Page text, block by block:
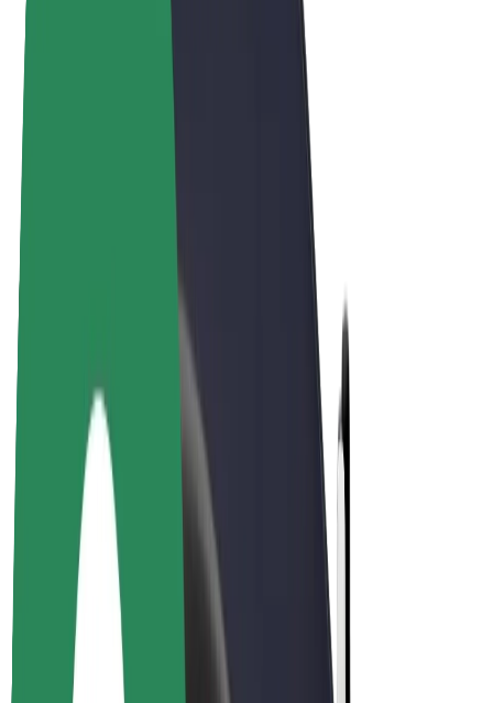
Výdělky řidiče
Kurýři
Výdělky kurýra
Partneři Bolt Food
Flotily
Franšízy
Společnost
Kariéra